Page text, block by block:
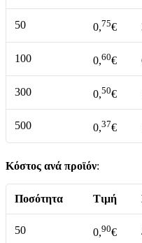
50 0,75€
100 0,60€
300 0,50€
500 0,37€
Κόστος ανά προϊόν:
Ποσότητα Τιμή
50 0,90€